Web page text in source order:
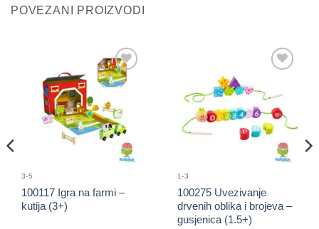
POVEZANI PROIZVODI
Sačuvaj
proizvod
3-5
100117 Igra na farmi –
kutija (3+)
proizvod
1-3
100275 Uvezivanje
drvenih oblika i brojeva –
gusjenica (1.5+)